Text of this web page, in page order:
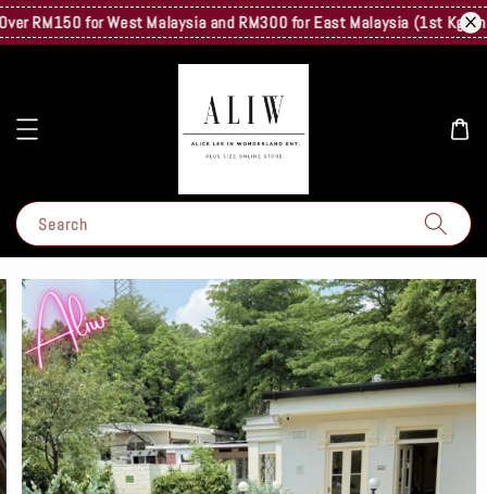
RM150 for West Malaysia and RM300 for East Malaysia (1st Kg
Search